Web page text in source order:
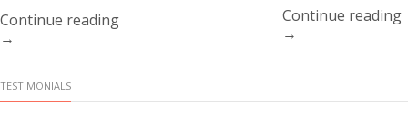
Continue reading
→
Continue reading
→
TESTIMONIALS